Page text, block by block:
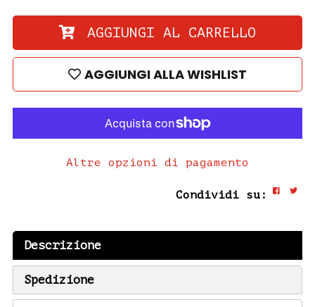
AGGIUNGI AL CARRELLO
AGGIUNGI ALLA WISHLIST
Altre opzioni di pagamento
Condividi su:
Descrizione
Spedizione